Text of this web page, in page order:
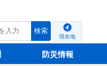
検索
現在地
防災情報